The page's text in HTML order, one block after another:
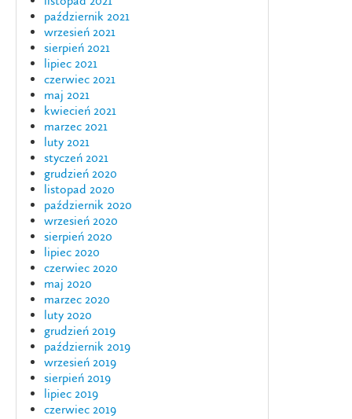
październik 2021
wrzesień 2021
sierpień 2021
lipiec 2021
czerwiec 2021
maj 2021
kwiecień 2021
marzec 2021
luty 2021
styczeń 2021
grudzień 2020
listopad 2020
październik 2020
wrzesień 2020
sierpień 2020
lipiec 2020
czerwiec 2020
maj 2020
marzec 2020
luty 2020
grudzień 2019
październik 2019
wrzesień 2019
sierpień 2019
lipiec 2019
czerwiec 2019